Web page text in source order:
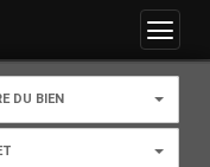
Menu
DU BIEN